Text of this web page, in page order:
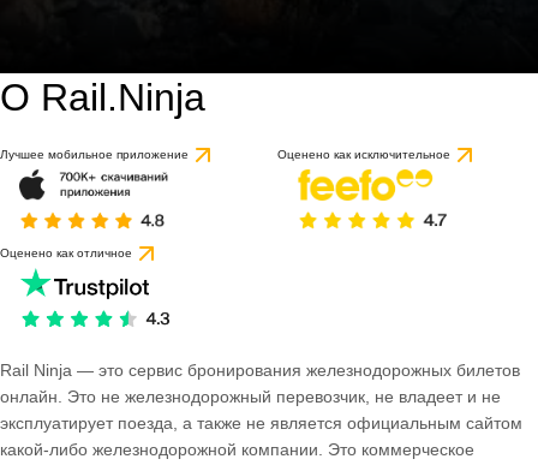
О Rail.Ninja
Лучшее мобильное приложение Оценено как исключительное
Оценено как отличное
Rail Ninja — это сервис бронирования железнодорожных билетов
онлайн. Это не железнодорожный перевозчик, не владеет и не
эксплуатирует поезда, а также не является официальным сайтом
какой-либо железнодорожной компании. Это коммерческое